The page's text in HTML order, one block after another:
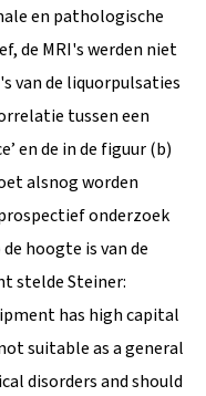
en pathologische
de MRI's werden niet
van de liquorpulsaties
tussen een
en de in de figuur (b)
alsnog worden
onderzoek
hoogte is van de
stelde Steiner:
has high capital
suitable as a general
disorders and should